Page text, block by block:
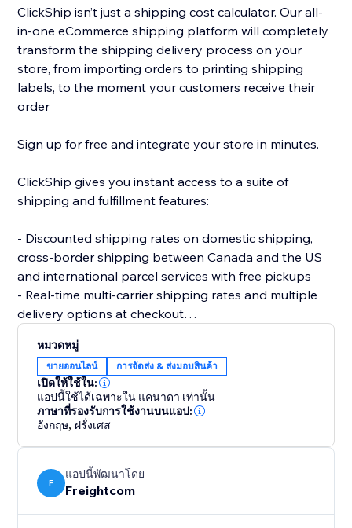
ClickShip isn’t just a shipping cost calculator. Our all-
in-one eCommerce shipping platform will completely
transform the shipping delivery process on your
store, from importing orders to printing shipping
labels, to the moment your customers receive their
order
Sign up for free and integrate your store in minutes.
ClickShip gives you instant access to a suite of
shipping and fulfillment features:
- Discounted shipping rates on domestic shipping,
cross-border shipping between Canada and the US
and international parcel services with free pickups
- Real-time multi-carrier shipping rates and multiple
delivery options at checkout
SKU multi-box shipping, user management and smart
packaging optimization
- Custom branding on automated shipping labels,
shipment tracking pages and real-time tracking
update emails
- Built-in features like Order Management Tags and
OnePrint to help boost operational efficiency
Integrate your store with ClickShip and see the
หมวดหมู่
ขายออนไลน์ การจัดส่ง & ส่งมอบสินค้า
เปิดให้ใช้ใน:
แอปนี้ใช้ได้เฉพาะใน แคนาดา เท่านั้น
ภาษาที่รองรับการใช้งานบนแอป:
อังกฤษ, ฝรั่งเศส
F
แอปนี้พัฒนาโดย
Freightcom